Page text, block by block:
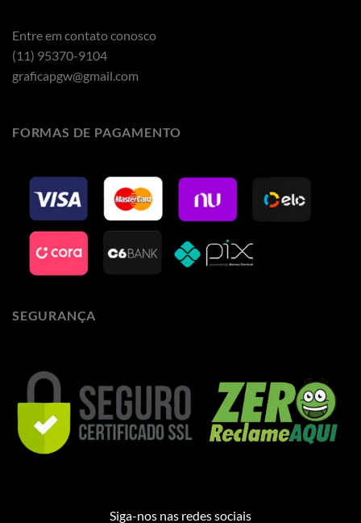
Entre em contato conosco
(11) 95370-9104
graficapgw@gmail.com
FORMAS DE PAGAMENTO
SEGURANÇA
Siga-nos nas redes sociais